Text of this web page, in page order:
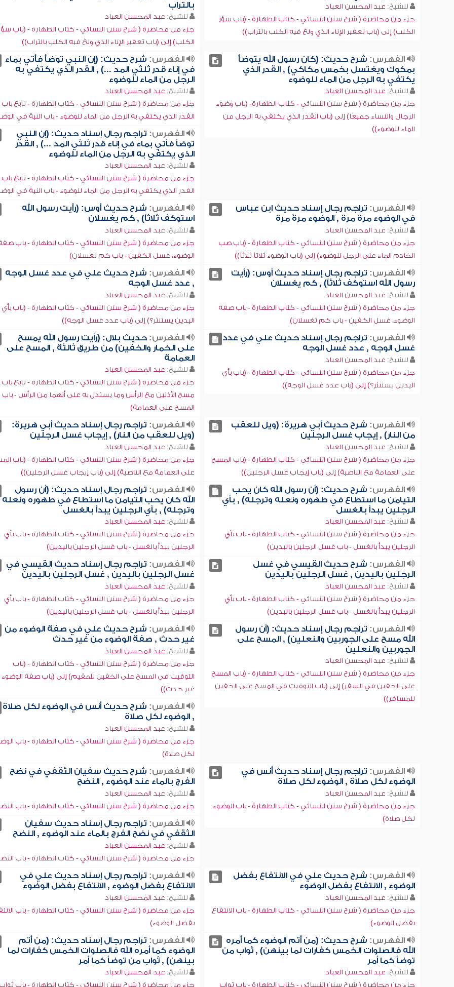
للشيخ: عبد المحسن العباد
جزء من محاضرة ( شرح سنن النسائي - كتاب الطهارة - (باب سؤر
الكلب) إلى (باب تعفير الإناء الذي ولغ فيه الكلب بالتراب))
بالتراب
للشيخ: عبد المحسن العباد
جزء من محاضرة ( شرح سنن النسائي - كتاب الطهارة - (باب
الكلب) إلى (باب تعفير الإناء الذي ولغ فيه الكلب بالتراب))
الفهرس: شرح حديث: (كان رسول الله يتوضأ
بمكوك ويغتسل بخمس مكاكي) , القدر الذي
يكتفي به الرجل من الماء للوضوء
للشيخ: عبد المحسن العباد
جزء من محاضرة ( شرح سنن النسائي - كتاب الطهارة- (باب وضوء
الرجال والنساء جميعًا) إلى (باب القدر الذي يكتفي به الرجل من
الماء للوضوء))
الفهرس: شرح حديث: (إن النبي توضأ فأتي بماء
في إناء قدر ثلثي المد ...) , القدر الذي يكتفي به
الرجل من الماء للوضوء
للشيخ: عبد المحسن العباد
جزء من محاضرة ( شرح سنن النسائي - كتاب الطهارة - تابع باب
القدر الذي يكتفي به الرجل من الماء للوضوء - باب النية في
الفهرس: تراجم رجال إسناد حديث: (إن النبي
توضأ فأتي بماء في إناء قدر ثلثي المد ...) , القدر
الذي يكتفي به الرجل من الماء للوضوء
للشيخ: عبد المحسن العباد
جزء من محاضرة ( شرح سنن النسائي - كتاب الطهارة - تابع باب
القدر الذي يكتفي به الرجل من الماء للوضوء - باب النية في
الفهرس: تراجم رجال إسناد حديث ابن عباس
في الوضوء مرة مرة , الوضوء مرةً مرة
للشيخ: عبد المحسن العباد
جزء من محاضرة ( شرح سنن النسائي - كتاب الطهارة - (باب صب
الخادم الماء على الرجل للوضوء) إلى (باب الوضوء ثلاثاً ثلاثاً))
الفهرس: شرح حديث أوس: (رأيت رسول الله
استوكف ثلاثاً) , كم يغسلان
للشيخ: عبد المحسن العباد
جزء من محاضرة ( شرح سنن النسائي - كتاب الطهارة - باب
الوضوء، غسل الكفين - باب كم تغسلان)
الفهرس: تراجم رجال إسناد حديث أوس: (رأيت
رسول الله استوكف ثلاثاً) , كم يغسلان
للشيخ: عبد المحسن العباد
جزء من محاضرة ( شرح سنن النسائي - كتاب الطهارة - باب صفة
الوضوء، غسل الكفين - باب كم تغسلان)
الفهرس: شرح حديث علي في عدد غسل الوجه
, عدد غسل الوجه
للشيخ: عبد المحسن العباد
جزء من محاضرة ( شرح سنن النسائي - كتاب الطهارة - (باب بأي
اليدين يستنثر؟) إلى (باب عدد غسل الوجه))
الفهرس: تراجم رجال إسناد حديث علي في عدد
غسل الوجه , عدد غسل الوجه
للشيخ: عبد المحسن العباد
جزء من محاضرة ( شرح سنن النسائي - كتاب الطهارة - (باب بأي
اليدين يستنثر؟) إلى (باب عدد غسل الوجه))
الفهرس: حديث بلال: (رأيت رسول الله يمسح
على الخمار والخفين) من طريق ثالثة , المسح على
العمامة
للشيخ: عبد المحسن العباد
جزء من محاضرة ( شرح سنن النسائي - كتاب الطهارة - تابع باب
مسح الأذنين مع الرأس وما يستدل به على أنهما من الرأس - باب
المسح على العمامة)
الفهرس: شرح حديث أبي هريرة: (ويل للعقب
من النار) , إيجاب غسل الرجلين
للشيخ: عبد المحسن العباد
جزء من محاضرة ( شرح سنن النسائي - كتاب الطهارة - (باب المسح
على العمامة مع الناصية) إلى (باب إيجاب غسل الرجلين))
الفهرس: تراجم رجال إسناد حديث أبي هريرة:
(ويل للعقب من النار) , إيجاب غسل الرجلين
للشيخ: عبد المحسن العباد
جزء من محاضرة ( شرح سنن النسائي - كتاب الطهارة - (باب
على العمامة مع الناصية) إلى (باب إيجاب غسل الرجلين))
الفهرس: شرح حديث: (أن رسول الله كان يحب
التيامن ما استطاع في طهوره ونعله وترجله) , بأي
الرجلين يبدأ بالغسل
للشيخ: عبد المحسن العباد
جزء من محاضرة ( شرح سنن النسائي - كتاب الطهارة - باب بأي
الرجلين يبدأ بالغسل - باب غسل الرجلين باليدين)
الفهرس: تراجم رجال إسناد حديث: (أن رسول
الله كان يحب التيامن ما استطاع في طهوره ونعله
وترجله) , بأي الرجلين يبدأ بالغسل
للشيخ: عبد المحسن العباد
جزء من محاضرة ( شرح سنن النسائي - كتاب الطهارة - باب بأي
الرجلين يبدأ بالغسل - باب غسل الرجلين باليدين)
الفهرس: شرح حديث القيسي في غسل
الرجلين باليدين , غسل الرجلين باليدين
للشيخ: عبد المحسن العباد
جزء من محاضرة ( شرح سنن النسائي - كتاب الطهارة - باب بأي
الرجلين يبدأ بالغسل - باب غسل الرجلين باليدين)
الفهرس: تراجم رجال إسناد حديث القيسي في
غسل الرجلين باليدين , غسل الرجلين باليدين
للشيخ: عبد المحسن العباد
جزء من محاضرة ( شرح سنن النسائي - كتاب الطهارة - باب بأي
الرجلين يبدأ بالغسل - باب غسل الرجلين باليدين)
الفهرس: تراجم رجال إسناد حديث: (أن رسول
الله مسح على الجوربين والنعلين) , المسح على
الجوربين والنعلين
للشيخ: عبد المحسن العباد
جزء من محاضرة ( شرح سنن النسائي - كتاب الطهارة - (باب المسح
على الخفين في السفر) إلى (باب التوقيت في المسح على الخفين
للمسافر))
الفهرس: شرح حديث علي في صفة الوضوء من
غير حدث , صفة الوضوء من غير حدث
للشيخ: عبد المحسن العباد
جزء من محاضرة ( شرح سنن النسائي - كتاب الطهارة - (باب
التوقيت في المسح على الخفين للمقيم) إلى (باب صفة
غير حدث))
الفهرس: شرح حديث أنس في الوضوء لكل صلاة
, الوضوء لكل صلاة
للشيخ: عبد المحسن العباد
جزء من محاضرة ( شرح سنن النسائي - كتاب الطهارة - باب
لكل صلاة)
الفهرس: تراجم رجال إسناد حديث أنس في
الوضوء لكل صلاة , الوضوء لكل صلاة
للشيخ: عبد المحسن العباد
جزء من محاضرة ( شرح سنن النسائي - كتاب الطهارة - باب الوضوء
لكل صلاة)
الفهرس: شرح حديث سفيان الثقفي في نضح
الفرج بالماء عند الوضوء , النضح
للشيخ: عبد المحسن العباد
جزء من محاضرة ( شرح سنن النسائي - كتاب الطهارة - باب
الفهرس: تراجم رجال إسناد حديث سفيان
الثقفي في نضح الفرج بالماء عند الوضوء , النضح
للشيخ: عبد المحسن العباد
جزء من محاضرة ( شرح سنن النسائي - كتاب الطهارة - باب
الفهرس: شرح حديث علي في الانتفاع بفضل
الوضوء , الانتفاع بفضل الوضوء
للشيخ: عبد المحسن العباد
جزء من محاضرة ( شرح سنن النسائي - كتاب الطهارة - باب الانتفاع
بفضل الوضوء)
الفهرس: تراجم رجال إسناد حديث علي في
الانتفاع بفضل الوضوء , الانتفاع بفضل الوضوء
للشيخ: عبد المحسن العباد
جزء من محاضرة ( شرح سنن النسائي - كتاب الطهارة - باب
بفضل الوضوء)
الفهرس: شرح حديث: (من أتم الوضوء كما أمره
الله فالصلوات الخمس كفارات لما بينهن) , ثواب من
توضأ كما أمر
للشيخ: عبد المحسن العباد
جزء من محاضرة ( شرح سنن النسائي - كتاب الطهارة - باب ثواب
الفهرس: تراجم رجال إسناد حديث: (من أتم
الوضوء كما أمره الله فالصلوات الخمس كفارات لما
بينهن) , ثواب من توضأ كما أمر
للشيخ: عبد المحسن العباد
جزء من محاضرة ( شرح سنن النسائي - كتاب الطهارة - باب